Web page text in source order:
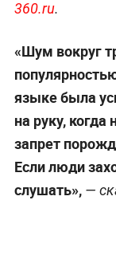
360.ru.
«Шум вокруг
языке была
на руку,
запрет
Если люди
слушать»,—